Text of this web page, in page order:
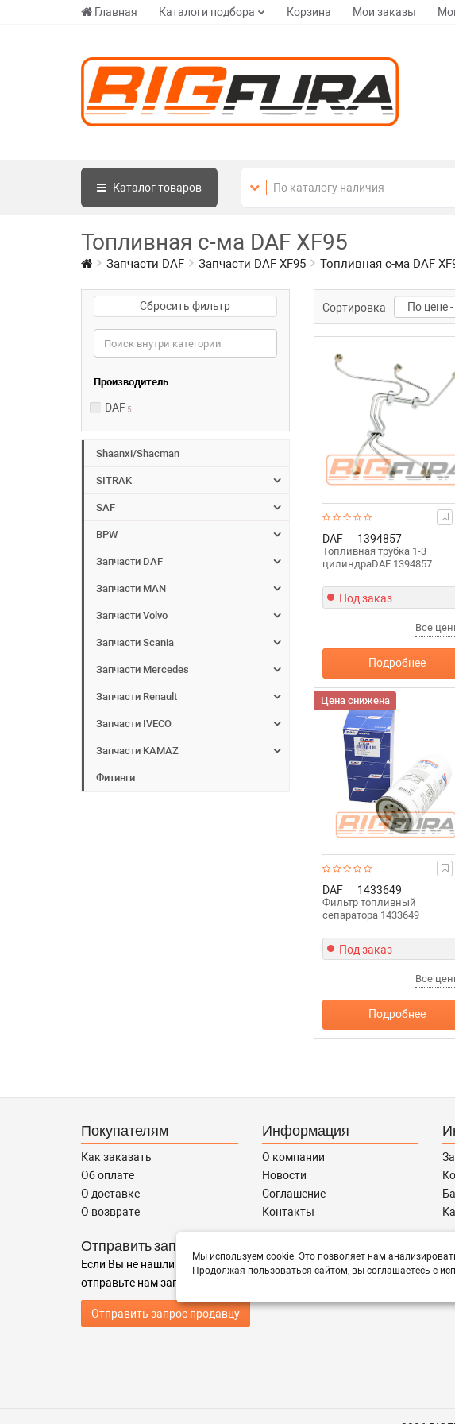
Главная Каталоги подбора Корзина Мои заказы
Каталогтоваров
Топливная с-ма DAF XF95
Запчасти DAF Запчасти DAF XF95 Топливная с-ма DAF
Сбросить фильтр
Производитель
DAF 5
Shaanxi/Shacman
SITRAK
SAF
BPW
Запчасти DAF
Запчасти MAN
Запчасти Volvo
Запчасти Scania
Запчасти Mercedes
Запчасти Renault
Запчасти IVECO
Запчасти KAMAZ
Фитинги
Сортировка
DAF 1394857
Топливная трубка 1-3
цилиндраDAF 1394857
Под заказ
Все
Подробнее
DAF 1433649
Фильтр топливный
сепаратора 1433649
Цена снижена
Под заказ
Все
Подробнее
Покупателям
Как заказать
Об оплате
О доставке
О возврате
Информация
О компании
Новости
Соглашение
Контакты
Отправить запрос
Если Вы не нашли нужные запчасти, или Вам требуется помощь в
отправьте нам запрос - мы Вам поможем
Отправить запрос продавцу
Мы используем cookie. Это позволяет нам
Продолжая пользоваться сайтом, вы соглашаетесь с